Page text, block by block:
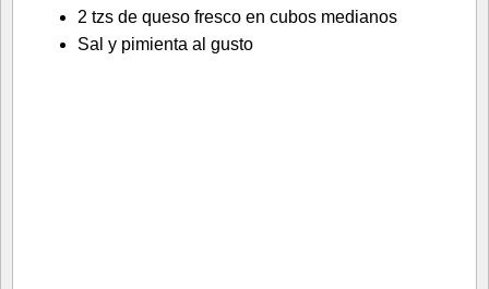
2 tzs de queso fresco en cubos medianos
Sal y pimienta al gusto